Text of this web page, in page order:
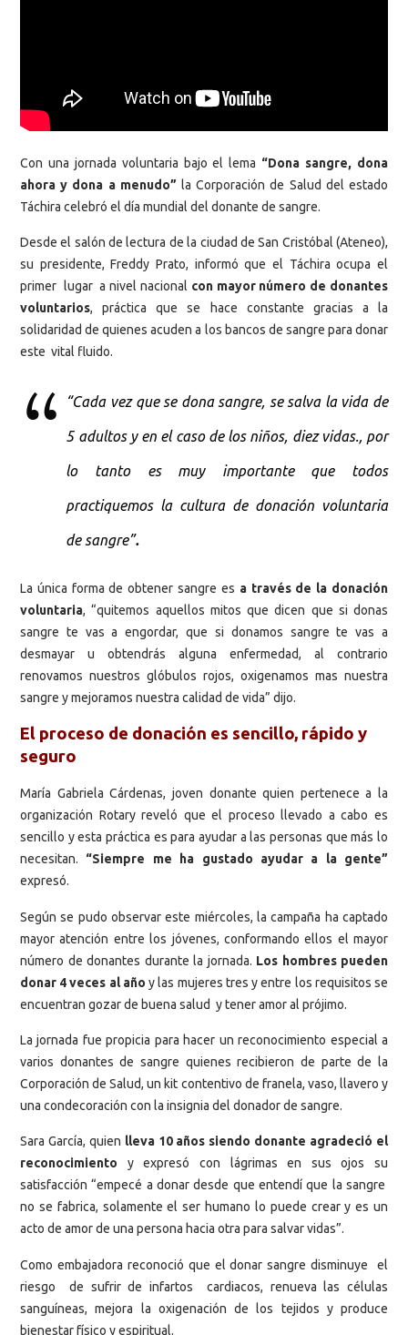
Con una jornada voluntaria bajo el lema “Dona sangre, dona
ahora y dona a menudo” la Corporación de Salud del estado
Táchira celebró el día mundial del donante de sangre.
Desde el salón de lectura de la ciudad de San Cristóbal (Ateneo),
su presidente, Freddy Prato, informó que el Táchira ocupa el
primer lugar a nivel nacional con mayor número de donantes
voluntarios, práctica que se hace constante gracias a la
solidaridad de quienes acuden a los bancos de sangre para donar
este vital fluido.
“Cada vez que se dona sangre, se salva la vida de
5 adultos y en el caso de los niños, diez vidas., por
lo tanto es muy importante que todos
practiquemos la cultura de donación voluntaria
de sangre”.
La única forma de obtener sangre es a través de la donación
voluntaria, “quitemos aquellos mitos que dicen que si donas
sangre te vas a engordar, que si donamos sangre te vas a
desmayar u obtendrás alguna enfermedad, al contrario
renovamos nuestros glóbulos rojos, oxigenamos mas nuestra
sangre y mejoramos nuestra calidad de vida” dijo.
El proceso de donación es sencillo, rápido y
seguro
María Gabriela Cárdenas, joven donante quien pertenece a la
organización Rotary reveló que el proceso llevado a cabo es
sencillo y esta práctica es para ayudar a las personas que más lo
necesitan. “Siempre me ha gustado ayudar a la gente”
expresó.
Según se pudo observar este miércoles, la campaña ha captado
mayor atención entre los jóvenes, conformando ellos el mayor
número de donantes durante la jornada. Los hombres pueden
donar 4 veces al año y las mujeres tres y entre los requisitos se
encuentran gozar de buena salud y tener amor al prójimo.
La jornada fue propicia para hacer un reconocimiento especial a
varios donantes de sangre quienes recibieron de parte de la
Corporación de Salud, un kit contentivo de franela, vaso, llavero y
una condecoración con la insignia del donador de sangre.
Sara García, quien lleva 10 años siendo donante agradeció el
reconocimiento y expresó con lágrimas en sus ojos su
satisfacción “empecé a donar desde que entendí que la sangre
no se fabrica, solamente el ser humano lo puede crear y es un
acto de amor de una persona hacia otra para salvar vidas”.
Como embajadora reconoció que el donar sangre disminuye el
riesgo de sufrir de infartos cardiacos, renueva las células
sanguíneas, mejora la oxigenación de los tejidos y produce
bienestar físico y espiritual.